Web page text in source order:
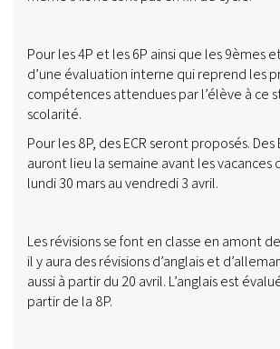
Pour les 4P et les 6P ainsi que les 9èmes
d’une évaluation interne qui reprend les
compétences attendues par l’élève à ce
scolarité.
Pour les 8P, des ECR seront proposés. Des
auront lieu la semaine avant les vacances
lundi 30 mars au vendredi 3 avril.
Les révisions se font en classe en amont
il y aura des révisions d’anglais et
aussi à partir du 20 avril. L’anglais est
partir de la 8P.